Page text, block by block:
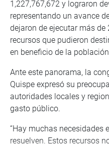
1,227,767,672 y lograron
representando un avance
dejaron de ejecutar más
recursos que pudieron
en beneficio de la
Ante este panorama, la
Quispe expresó su
autoridades locales y
gasto público.
“Hay muchas necesidades
resuelven. Estos recursos